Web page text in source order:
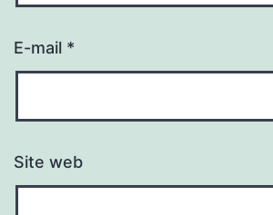
E-mail *
Site web